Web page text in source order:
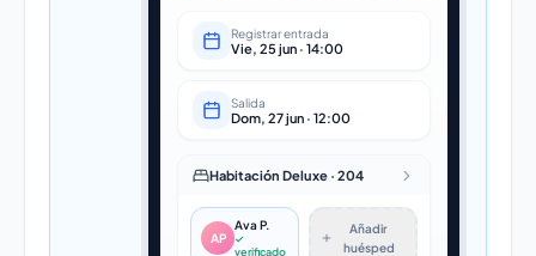
Registrar entrada
Vie, 25 jun · 14:00
Salida
Dom, 27 jun · 12:00
Habitación Deluxe · 204
AP
Ava P.
✓
verificado
Añadir
huésped